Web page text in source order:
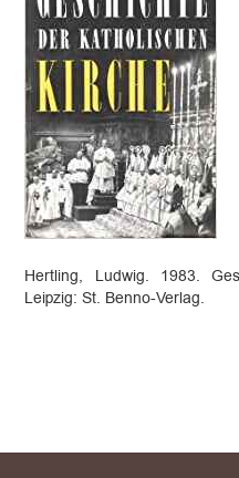
Hertling, Ludwig. 1983.
Leipzig: St. Benno-Verlag.